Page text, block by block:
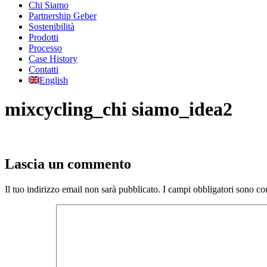
Chi Siamo
Partnership Geber
Sostenibilità
Prodotti
Processo
Case History
Contatti
English
mixcycling_chi siamo_idea2
Lascia un commento
Il tuo indirizzo email non sarà pubblicato. I campi obbligatori sono